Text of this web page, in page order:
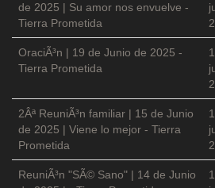
de 2025 | Su amor nos envuelve -
Tierra Prometida
OraciÃ³n | 19 de Junio de 2025 -
Tierra Prometida
2Âª ReuniÃ³n familiar | 15 de Junio
de 2025 | Viene lo mejor - Tierra
Prometida
ReuniÃ³n "SÃ© Sano" | 14 de Junio